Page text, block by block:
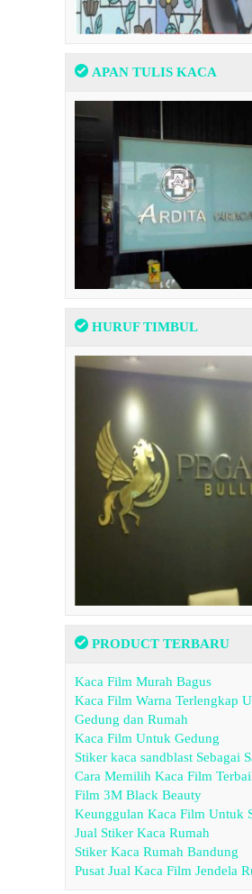
APAN TULIS KACA
HURUF TIMBUL
PRODUCT TERBARU
Kaca Film Murah Bagus
Kaca Film Warna Terlengkap
Gedung dan Rumah
Kaca Film Untuk Gedung
Stiker kaca sandblast Sebagai
Cara Memilih Kaca Film
Film 3M Black Beauty
Keunggulan Kaca Film Untuk
Jual Stiker Kaca Rumah
Stiker Kaca Rumah Bandung
Pusat Jual Kaca Film Jendela